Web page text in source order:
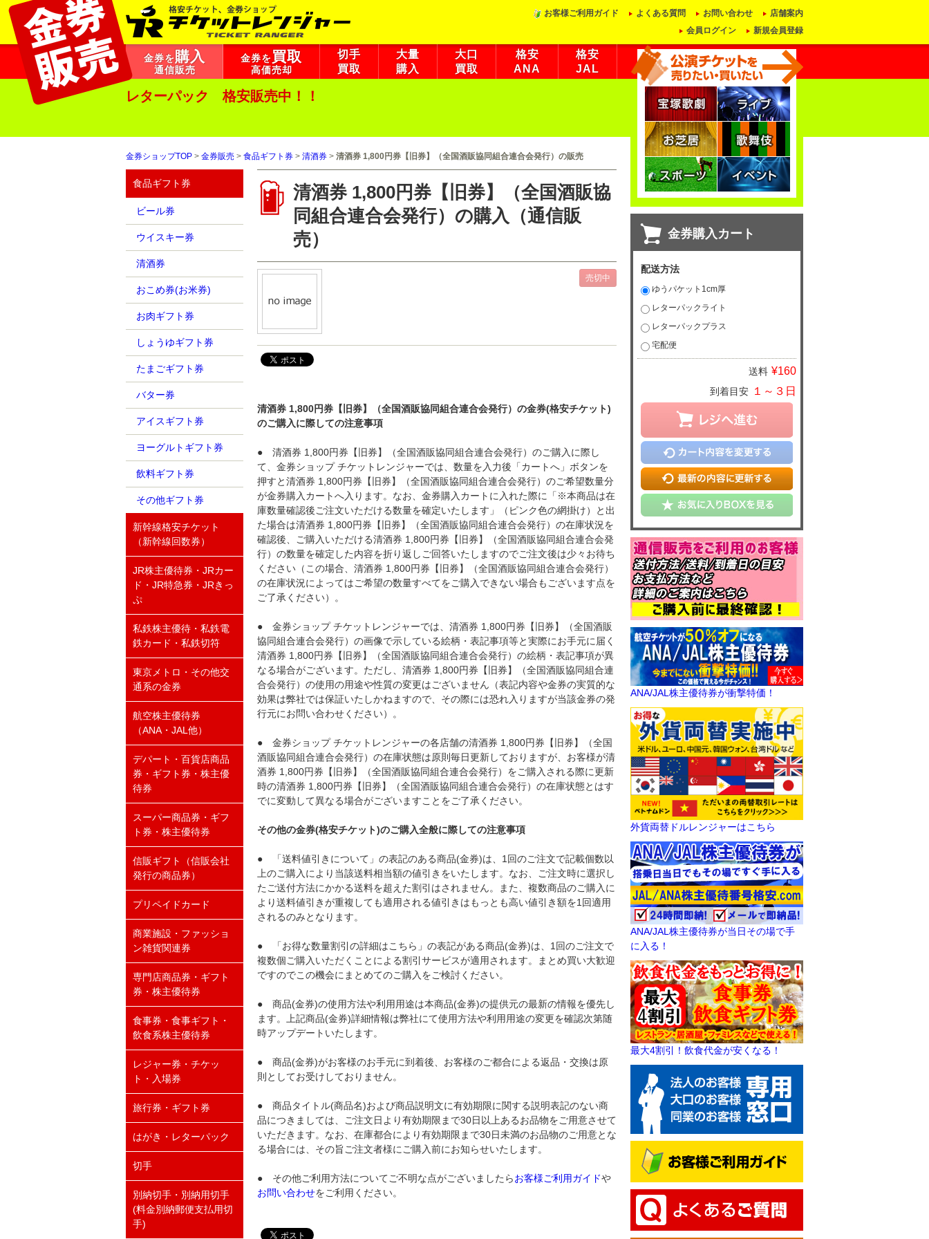
お客様ご利用ガイド よくある質問 お問い合わせ
店舗案内
会員ログイン
新規会員登録
金券を購入
通信販売
金券を買取
高価売却
切手
買取
大量
購入
大口
買取
格安
ANA
格安
JAL
レターパック 格安販売中！！
金券ショップTOP > 金券販売 > 食品ギフト券 > 清酒券 > 清酒券 1,800円券【旧券】（全国酒販協同組合連合会発行）の販売
清酒券 1,800円券【旧券】（全国酒販協
同組合連合会発行）の購入（通信販
売）
清酒券 1,800円券【旧券】（全国酒販協同組合連合会発行）の金券(格安チケット)
のご購入に際しての注意事項
● 清酒券 1,800円券【旧券】（全国酒販協同組合連合会発行）のご購入に際し
て、金券ショップ チケットレンジャーでは、数量を入力後「カートへ」ボタンを
押すと清酒券 1,800円券【旧券】（全国酒販協同組合連合会発行）のご希望数量分
が金券購入カートへ入ります。なお、金券購入カートに入れた際に「※本商品は在
庫数量確認後ご注文いただける数量を確定いたします」（ピンク色の網掛け）と出
た場合は清酒券 1,800円券【旧券】（全国酒販協同組合連合会発行）の在庫状況を
確認後、ご購入いただける清酒券 1,800円券【旧券】（全国酒販協同組合連合会発
行）の数量を確定した内容を折り返しご回答いたしますのでご注文後は少々お待ち
ください（この場合、清酒券 1,800円券【旧券】（全国酒販協同組合連合会発行）
の在庫状況によってはご希望の数量すべてをご購入できない場合もございます点を
ご了承ください）。
● 金券ショップ チケットレンジャーでは、清酒券 1,800円券【旧券】（全国酒販
協同組合連合会発行）の画像で示している絵柄・表記事項等と実際にお手元に届く
清酒券 1,800円券【旧券】（全国酒販協同組合連合会発行）の絵柄・表記事項が異
なる場合がございます。ただし、清酒券 1,800円券【旧券】（全国酒販協同組合連
合会発行）の使用の用途や性質の変更はございません（表記内容や金券の実質的な
効果は弊社では保証いたしかねますので、その際には恐れ入りますが当該金券の発
行元にお問い合わせください）。
● 金券ショップ チケットレンジャーの各店舗の清酒券 1,800円券【旧券】（全国
酒販協同組合連合会発行）の在庫状態は原則毎日更新しておりますが、お客様が清
酒券 1,800円券【旧券】（全国酒販協同組合連合会発行）をご購入される際に更新
時の清酒券 1,800円券【旧券】（全国酒販協同組合連合会発行）の在庫状態とはす
でに変動して異なる場合がございますことをご了承ください。
その他の金券(格安チケット)のご購入全般に際しての注意事項
● 「送料値引きについて」の表記のある商品(金券)は、1回のご注文で記載個数以
上のご購入により当該送料相当額の値引きをいたします。なお、ご注文時に選択し
たご送付方法にかかる送料を超えた割引はされません。また、複数商品のご購入に
より送料値引きが重複しても適用される値引きはもっとも高い値引き額を1回適用
されるのみとなります。
● 「お得な数量割引の詳細はこちら」の表記がある商品(金券)は、1回のご注文で
複数個ご購入いただくことによる割引サービスが適用されます。まとめ買い大歓迎
ですのでこの機会にまとめてのご購入をご検討ください。
● 商品(金券)の使用方法や利用用途は本商品(金券)の提供元の最新の情報を優先し
ます。上記商品(金券)詳細情報は弊社にて使用方法や利用用途の変更を確認次第随
時アップデートいたします。
● 商品(金券)がお客様のお手元に到着後、お客様のご都合による返品・交換は原
則としてお受けしておりません。
● 商品タイトル(商品名)および商品説明文に有効期限に関する説明表記のない商
品につきましては、ご注文日より有効期限まで30日以上あるお品物をご用意させて
いただきます。なお、在庫都合により有効期限まで30日未満のお品物のご用意とな
る場合には、その旨ご注文者様にご購入前にお知らせいたします。
● その他ご利用方法についてご不明な点がございましたらお客様ご利用ガイドや
お問い合わせをご利用ください。
食品ギフト券
ビール券
ウイスキー券
清酒券
おこめ券(お米券)
お肉ギフト券
しょうゆギフト券
たまごギフト券
バター券
アイスギフト券
ヨーグルトギフト券
飲料ギフト券
その他ギフト券
新幹線格安チケット
（新幹線回数券）
JR株主優待券・JRカー
ド・JR特急券・JRきっ
ぷ
私鉄株主優待・私鉄電
鉄カード・私鉄切符
東京メトロ・その他交
通系の金券
航空株主優待券
（ANA・JAL他）
デパート・百貨店商品
券・ギフト券・株主優
待券
スーパー商品券・ギフ
ト券・株主優待券
信販ギフト（信販会社
発行の商品券）
プリペイドカード
商業施設・ファッショ
ン雑貨関連券
専門店商品券・ギフト
券・株主優待券
食事券・食事ギフト・
飲食系株主優待券
レジャー券・チケッ
ト・入場券
旅行券・ギフト券
はがき・レターパック
切手
別納切手・別納用切手
(料金別納郵便支払用切
手)
金券購入カート
配送方法
ゆうパケット1cm厚
レターパックライト
レターパックプラス
宅配便
送料 ¥160
到着目安 １～３日
ANA/JAL株主優待券が衝撃特価！
外貨両替ドルレンジャーはこちら
ANA/JAL株主優待券が当日その場で手
に入る！
最大4割引！飲食代金が安くなる！